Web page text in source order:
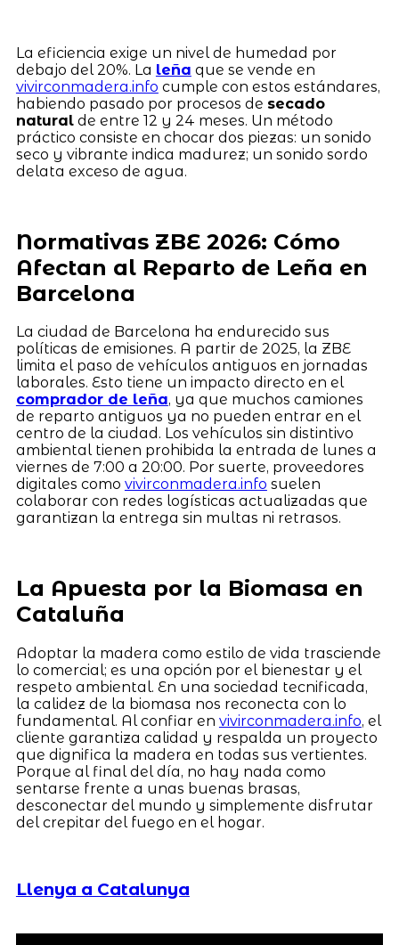
La eficiencia exige un nivel de humedad por
debajo del 20%. La leña que se vende en
vivirconmadera.info cumple con estos estándares,
habiendo pasado por procesos de secado
naturalde entre 12 y 24 meses. Un método
práctico consiste en chocar dos piezas: un sonido
seco y vibrante indica madurez; un sonido sordo
delata exceso de agua.
Normativas ZBE 2026: Cómo
Afectan al Reparto de Leña en
Barcelona
La ciudad de Barcelona ha endurecido sus
políticas de emisiones. A partir de 2025, la ZBE
limita el paso de vehículos antiguos en jornadas
laborales. Esto tiene un impacto directo en el
comprador de leña, ya que muchos camiones
de reparto antiguos ya no pueden entrar en el
centro de la ciudad. Los vehículos sin distintivo
ambiental tienen prohibida la entrada de lunes a
viernes de 7:00 a 20:00. Por suerte, proveedores
digitales como vivirconmadera.info suelen
colaborar con redes logísticas actualizadas que
garantizan la entrega sin multas ni retrasos.
La Apuesta por la Biomasa en
Cataluña
Adoptar la madera como estilo de vida trasciende
lo comercial; es una opción por el bienestar y el
respeto ambiental. En una sociedad tecnificada,
la calidez de la biomasa nos reconecta con lo
fundamental. Al confiar en vivirconmadera.info, el
cliente garantiza calidad y respalda un proyecto
que dignifica la madera en todas sus vertientes.
Porque al final del día, no hay nada como
sentarse frente a unas buenas brasas,
desconectar del mundo y simplemente disfrutar
del crepitar del fuego en el hogar.
Llenya a Catalunya